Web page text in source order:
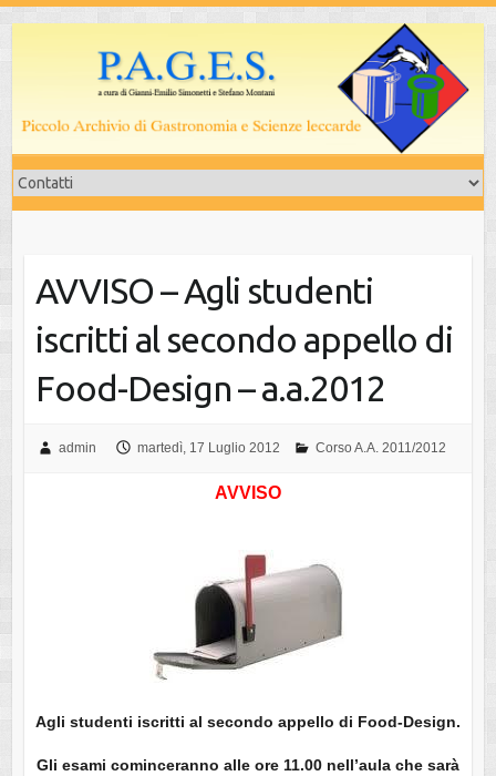
AVVISO – Agli studenti
iscritti al secondo appello di
Food-Design – a.a.2012
admin martedì, 17 Luglio 2012 Corso A.A. 2011/2012
AVVISO
Agli studenti iscritti al secondo appello di Food-Design.
Gli esami cominceranno alle ore 11.00 nell’aula che sarà